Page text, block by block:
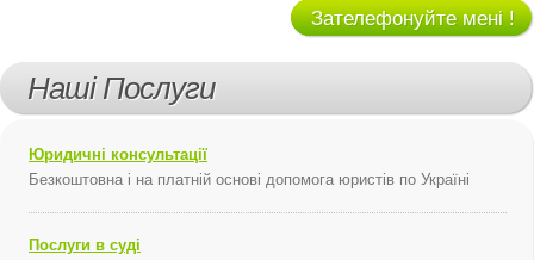
Зателефонуйте мені !
Наші Послуги
Юридичні консультації
Безкоштовна і на платній основі допомога юристів по Україні
Послуги в суді